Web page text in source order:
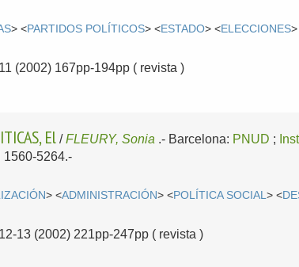
> <PARTIDOS POLÍTICOS> <ESTADO> <ELECCIONES
(2002) 167pp-194pp ( revista )
El /FLEURY, Sonia .- Barcelona: PNUD ;
1560-5264.-
> <ADMINISTRACIÓN> <POLÍTICA SOCIAL> <
13 (2002) 221pp-247pp ( revista )